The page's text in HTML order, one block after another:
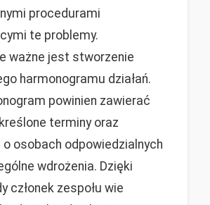
procedurami
te problemy.
ważne jest stworzenie
harmonogramu działań.
powinien zawierać
terminy oraz
osobach odpowiedzialnych
wdrożenia. Dzięki
członek zespołu wie